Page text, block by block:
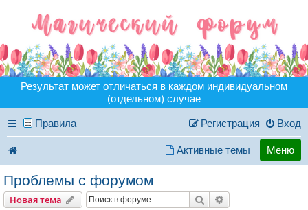
Результат может отличаться в каждом индивидуальном
(отдельном) случае
Правила Вход
Регистрация
Активные темы Меню
Проблемы с форумом
Новая тема Поиск